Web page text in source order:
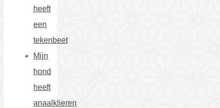
heeft
een
tekenbeet
Mijn
hond
heeft
anaalklieren